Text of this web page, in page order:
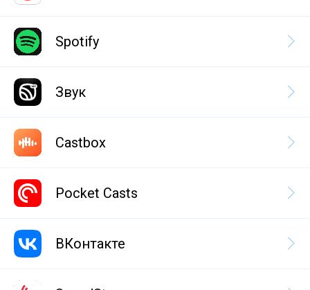
Spotify
Звук
Castbox
Pocket Casts
ВКонтакте